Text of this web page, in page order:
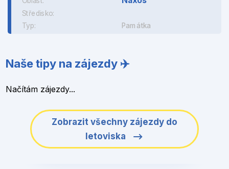
Středisko:
Typ: Památka
Naše tipy na zájezdy ✈️
Načítám zájezdy...
Zobrazit všechny zájezdy do
letoviska